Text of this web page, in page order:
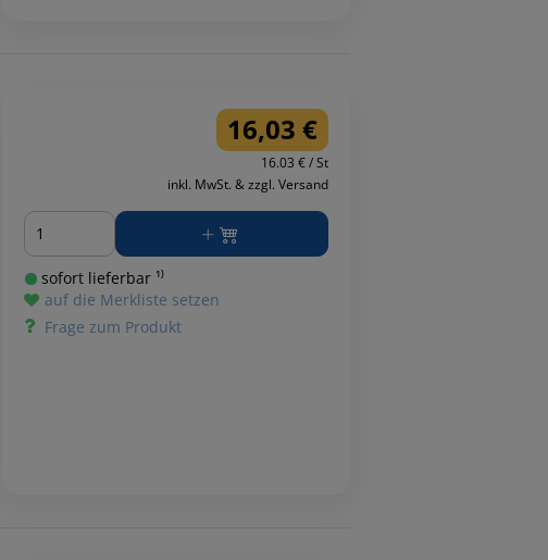
16,03 €
16.03 € / St
inkl. MwSt. & zzgl. Versand
Menge
sofort lieferbar ¹⁾
auf die Merkliste setzen
Frage zum Produkt